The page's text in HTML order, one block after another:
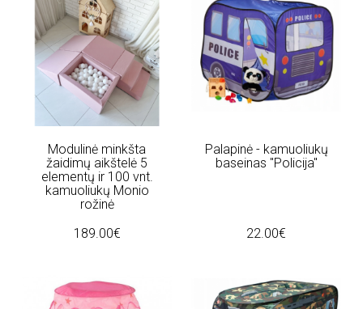
Modulinė minkšta
žaidimų aikštelė 5
elementų ir 100 vnt.
kamuoliukų Monio
rožinė
189.00€
Palapinė - kamuoliukų
baseinas "Policija"
22.00€